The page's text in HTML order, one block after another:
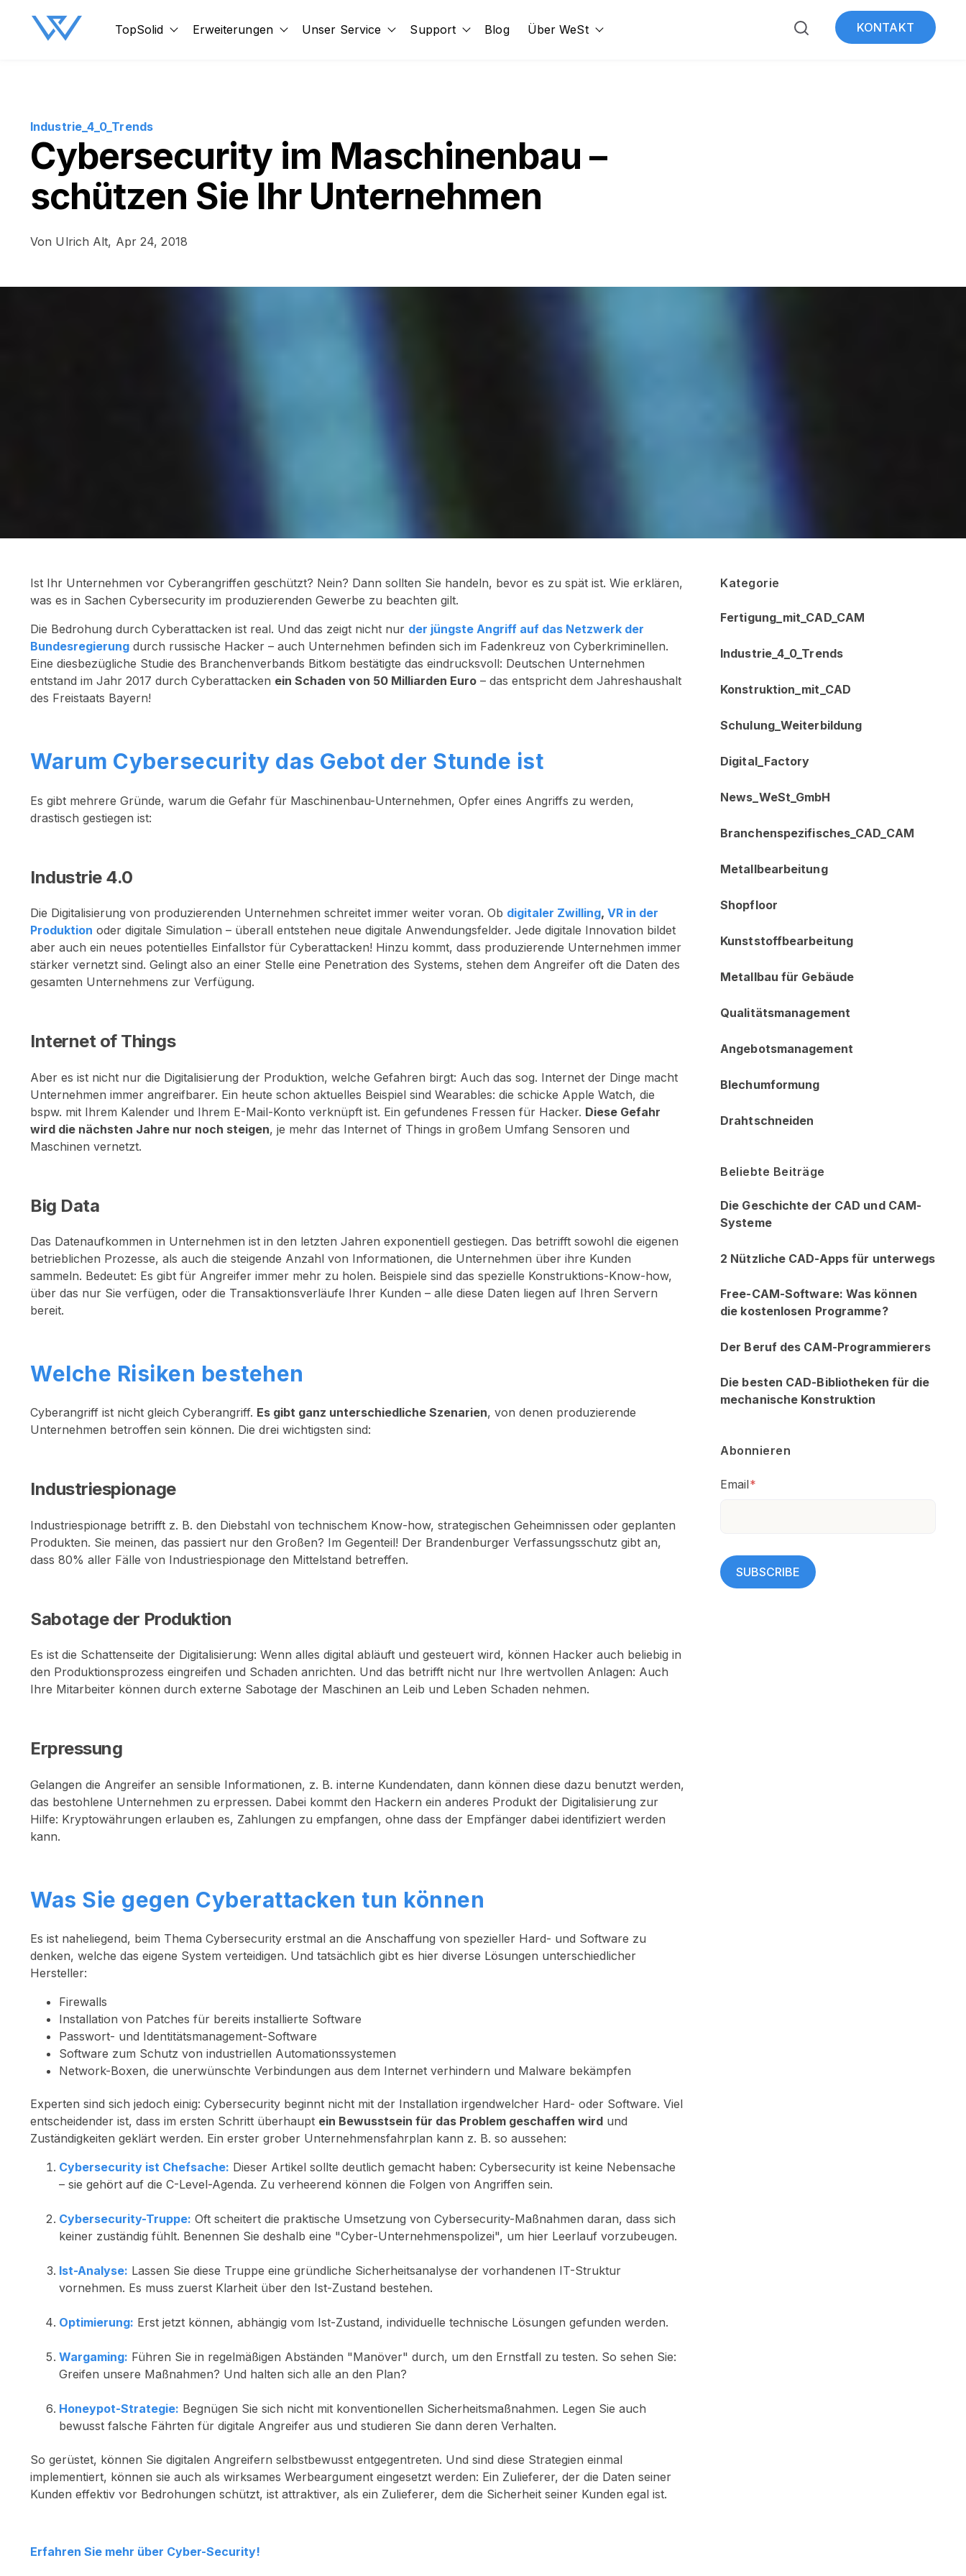
TopSolid Show submenu for TopSolid
Erweiterungen Show submenu for Erweiterungen
Unser Service Show submenu for Unser Service
Support Show submenu for Support
Blog Über WeSt Show submenu for Über WeSt KONTAKT
Industrie_4_0_Trends
Cybersecurity im Maschinenbau –
schützen Sie Ihr Unternehmen
Von Ulrich Alt, Apr 24, 2018
Ist Ihr Unternehmen vor Cyberangriffen geschützt? Nein? Dann sollten Sie handeln, bevor es zu spät ist. Wie erklären,
was es in Sachen Cybersecurity im produzierenden Gewerbe zu beachten gilt.
Die Bedrohung durch Cyberattacken ist real. Und das zeigt nicht nur der jüngste Angriff auf das Netzwerk der
Bundesregierung durch russische Hacker – auch Unternehmen befinden sich im Fadenkreuz von Cyberkriminellen.
Eine diesbezügliche Studie des Branchenverbands Bitkom bestätigte das eindrucksvoll: Deutschen Unternehmen
entstand im Jahr 2017 durch Cyberattacken ein Schaden von 50 Milliarden Euro – das entspricht dem Jahreshaushalt
des Freistaats Bayern!
Warum Cybersecurity das Gebot der Stunde ist
Es gibt mehrere Gründe, warum die Gefahr für Maschinenbau-Unternehmen, Opfer eines Angriffs zu werden,
drastisch gestiegen ist:
Industrie 4.0
Die Digitalisierung von produzierenden Unternehmen schreitet immer weiter voran. Ob digitaler Zwilling, VR in der
Produktion oder digitale Simulation – überall entstehen neue digitale Anwendungsfelder. Jede digitale Innovation bildet
aber auch ein neues potentielles Einfallstor für Cyberattacken! Hinzu kommt, dass produzierende Unternehmen immer
stärker vernetzt sind. Gelingt also an einer Stelle eine Penetration des Systems, stehen dem Angreifer oft die Daten des
gesamten Unternehmens zur Verfügung.
Internet of Things
Aber es ist nicht nur die Digitalisierung der Produktion, welche Gefahren birgt: Auch das sog. Internet der Dinge macht
Unternehmen immer angreifbarer. Ein heute schon aktuelles Beispiel sind Wearables: die schicke Apple Watch, die
bspw. mit Ihrem Kalender und Ihrem E-Mail-Konto verknüpft ist. Ein gefundenes Fressen für Hacker. Diese Gefahr
wird die nächsten Jahre nur noch steigen, je mehr das Internet of Things in großem Umfang Sensoren und
Maschinen vernetzt.
Big Data
Das Datenaufkommen in Unternehmen ist in den letzten Jahren exponentiell gestiegen. Das betrifft sowohl die eigenen
betrieblichen Prozesse, als auch die steigende Anzahl von Informationen, die Unternehmen über ihre Kunden
sammeln. Bedeutet: Es gibt für Angreifer immer mehr zu holen. Beispiele sind das spezielle Konstruktions-Know-how,
über das nur Sie verfügen, oder die Transaktionsverläufe Ihrer Kunden – alle diese Daten liegen auf Ihren Servern
bereit.
Welche Risiken bestehen
Cyberangriff ist nicht gleich Cyberangriff. Es gibt ganz unterschiedliche Szenarien, von denen produzierende
Unternehmen betroffen sein können. Die drei wichtigsten sind:
Industriespionage
Industriespionage betrifft z. B. den Diebstahl von technischem Know-how, strategischen Geheimnissen oder geplanten
Produkten. Sie meinen, das passiert nur den Großen? Im Gegenteil! Der Brandenburger Verfassungsschutz gibt an,
dass 80% aller Fälle von Industriespionage den Mittelstand betreffen.
Sabotage der Produktion
Es ist die Schattenseite der Digitalisierung: Wenn alles digital abläuft und gesteuert wird, können Hacker auch beliebig in
den Produktionsprozess eingreifen und Schaden anrichten. Und das betrifft nicht nur Ihre wertvollen Anlagen: Auch
Ihre Mitarbeiter können durch externe Sabotage der Maschinen an Leib und Leben Schaden nehmen.
Erpressung
Gelangen die Angreifer an sensible Informationen, z. B. interne Kundendaten, dann können diese dazu benutzt werden,
das bestohlene Unternehmen zu erpressen. Dabei kommt den Hackern ein anderes Produkt der Digitalisierung zur
Hilfe: Kryptowährungen erlauben es, Zahlungen zu empfangen, ohne dass der Empfänger dabei identifiziert werden
kann.
Was Sie gegen Cyberattacken tun können
Es ist naheliegend, beim Thema Cybersecurity erstmal an die Anschaffung von spezieller Hard- und Software zu
denken, welche das eigene System verteidigen. Und tatsächlich gibt es hier diverse Lösungen unterschiedlicher
Hersteller:
Firewalls
Installation von Patches für bereits installierte Software
Passwort- und Identitätsmanagement-Software
Software zum Schutz von industriellen Automationssystemen
Network-Boxen, die unerwünschte Verbindungen aus dem Internet verhindern und Malware bekämpfen
Experten sind sich jedoch einig: Cybersecurity beginnt nicht mit der Installation irgendwelcher Hard- oder Software. Viel
entscheidender ist, dass im ersten Schritt überhaupt ein Bewusstsein für das Problem geschaffen wird und
Zuständigkeiten geklärt werden. Ein erster grober Unternehmensfahrplan kann z. B. so aussehen:
Cybersecurity ist Chefsache: Dieser Artikel sollte deutlich gemacht haben: Cybersecurity ist keine Nebensache
– sie gehört auf die C-Level-Agenda. Zu verheerend können die Folgen von Angriffen sein.
Cybersecurity-Truppe: Oft scheitert die praktische Umsetzung von Cybersecurity-Maßnahmen daran, dass sich
keiner zuständig fühlt. Benennen Sie deshalb eine "Cyber-Unternehmenspolizei", um hier Leerlauf vorzubeugen.
Ist-Analyse: Lassen Sie diese Truppe eine gründliche Sicherheitsanalyse der vorhandenen IT-Struktur
vornehmen. Es muss zuerst Klarheit über den Ist-Zustand bestehen.
Optimierung: Erst jetzt können, abhängig vom Ist-Zustand, individuelle technische Lösungen gefunden werden.
Wargaming: Führen Sie in regelmäßigen Abständen "Manöver" durch, um den Ernstfall zu testen. So sehen Sie:
Greifen unsere Maßnahmen? Und halten sich alle an den Plan?
Honeypot-Strategie: Begnügen Sie sich nicht mit konventionellen Sicherheitsmaßnahmen. Legen Sie auch
bewusst falsche Fährten für digitale Angreifer aus und studieren Sie dann deren Verhalten.
So gerüstet, können Sie digitalen Angreifern selbstbewusst entgegentreten. Und sind diese Strategien einmal
implementiert, können sie auch als wirksames Werbeargument eingesetzt werden: Ein Zulieferer, der die Daten seiner
Kunden effektiv vor Bedrohungen schützt, ist attraktiver, als ein Zulieferer, dem die Sicherheit seiner Kunden egal ist.
Erfahren Sie mehr über Cyber-Security!
Kategorie
Fertigung_mit_CAD_CAM
Industrie_4_0_Trends
Konstruktion_mit_CAD
Schulung_Weiterbildung
Digital_Factory
News_WeSt_GmbH
Branchenspezifisches_CAD_CAM
Metallbearbeitung
Shopfloor
Kunststoffbearbeitung
Metallbau für Gebäude
Qualitätsmanagement
Angebotsmanagement
Blechumformung
Drahtschneiden
Beliebte Beiträge
Die Geschichte der CAD und CAM-
Systeme
2 Nützliche CAD-Apps für unterwegs
Free-CAM-Software: Was können
die kostenlosen Programme?
Der Beruf des CAM-Programmierers
Die besten CAD-Bibliotheken für die
mechanische Konstruktion
Abonnieren
Email*